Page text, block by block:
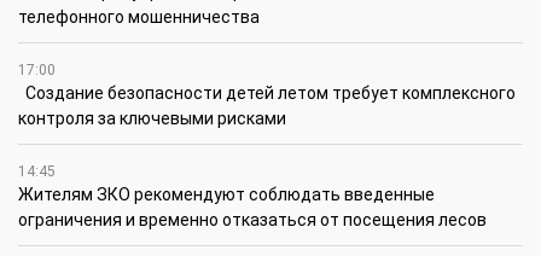
телефонного мошенничества
17:00
Создание безопасности детей летом требует комплексного
контроля за ключевыми рисками
14:45
Жителям ЗКО рекомендуют соблюдать введенные
ограничения и временно отказаться от посещения лесов